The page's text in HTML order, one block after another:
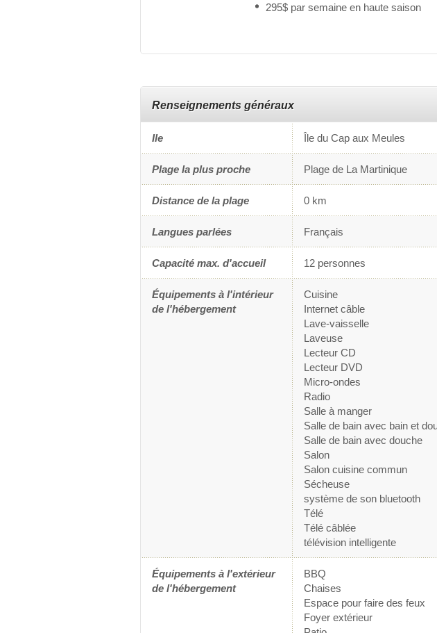
295$ par semaine en haute saison
Renseignements généraux
Ile Île du Cap aux Meules
Plage la plus proche Plage de La Martinique
Distance de la plage 0 km
Langues parlées Français
Capacité max. d'accueil 12 personnes
Équipements à l'intérieur
de l'hébergement
Cuisine
Internet câble
Lave-vaisselle
Laveuse
Lecteur CD
Lecteur DVD
Micro-ondes
Radio
Salle à manger
Salle de bain avec bain et
Salle de bain avec douche
Salon
Salon cuisine commun
Sécheuse
système de son bluetooth
Télé
Télé câblée
télévision intelligente
Équipements à l'extérieur
de l'hébergement
BBQ
Chaises
Espace pour faire des feux
Foyer extérieur